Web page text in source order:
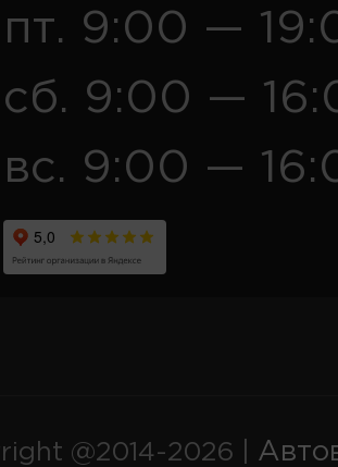
пт. 9:00 —
сб. 9:00 —
вс. 9:00 —
@2014-2026 |